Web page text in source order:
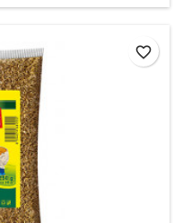
favorite_border